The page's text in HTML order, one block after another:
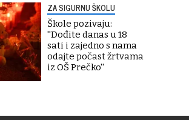
ZA SIGURNU ŠKOLU
Škole pozivaju:
''Dođite danas u 18
sati i zajedno s nama
odajte počast žrtvama
iz OŠ Prečko''